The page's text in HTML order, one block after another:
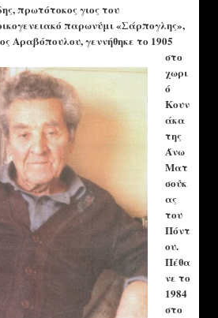
πρωτότοκος γιος του
παρωνύμι «Σάρπογλης»,
Αραβόπουλου, γεννήθηκε το 1905
στο
χωρι
ό
Κουν
άκα
της
Άνω
Ματ
σούκ
ας
του
Πόντ
ου.
Πέθα
νε το
1984
στο